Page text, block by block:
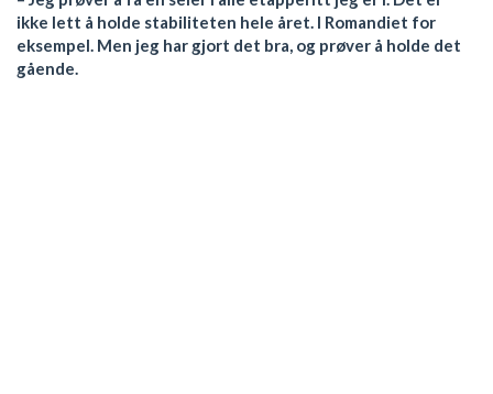
ikke lett å holde stabiliteten hele året. I Romandiet for
eksempel. Men jeg har gjort det bra, og prøver å holde det
gående.